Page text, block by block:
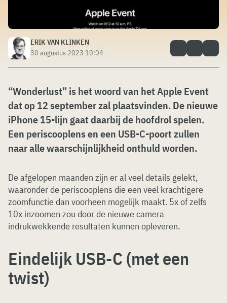
ERIK VAN KLINKEN
30 augustus 2023 10:04
“Wonderlust” is het woord van het Apple Event
dat op 12 september zal plaatsvinden. De nieuwe
iPhone 15-lijn gaat daarbij de hoofdrol spelen.
Een periscooplens en een USB-C-poort zullen
naar alle waarschijnlijkheid onthuld worden.
De afgelopen maanden zijn er al veel details gelekt,
waaronder de periscooplens die een veel krachtigere
zoomfunctie dan voorheen mogelijk maakt. 5x of zelfs
10x inzoomen zou door de nieuwe camera
indrukwekkende resultaten kunnen opleveren.
Eindelijk USB-C (met een
twist)